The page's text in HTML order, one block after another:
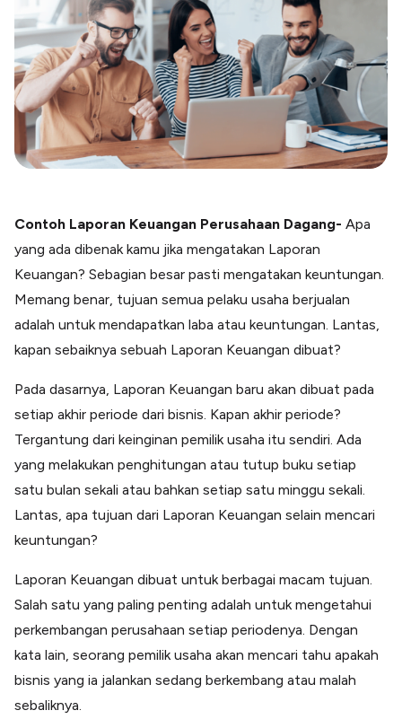
Paper XB
Bayar luar negeri pakai kartu kredit
Kartu Kredit Bisnis
Paper Card
Satu kartu untuk bisnis & personal
Paper Horizon
Kartu korporat expense terlengkap
Solusi Industri
Food & Beverages
Kelola Multi Outlet & Supplier
Konstruksi
Kelola Pembayaran Termin Proyek
Health & Beauty
Terima Pembayaran Instan Dan CC
Lainnya
Open API
Integrasi sistem bisnis dengan API
Software Akuntansi
Pencatatan Laporan Keuangan Gratis
Integrasi Accurate
Blog
Kumpulan tips dan informasi bisnis
Contoh Laporan Keuangan Perusahaan Dagang- Apa
yang ada dibenak kamu jika mengatakan Laporan
Keuangan? Sebagian besar pasti mengatakan keuntungan.
Memang benar, tujuan semua pelaku usaha berjualan
adalah untuk mendapatkan laba atau keuntungan. Lantas,
kapan sebaiknya sebuah Laporan Keuangan dibuat?
Pada dasarnya, Laporan Keuangan baru akan dibuat pada
setiap akhir periode dari bisnis. Kapan akhir periode?
Tergantung dari keinginan pemilik usaha itu sendiri. Ada
yang melakukan penghitungan atau tutup buku setiap
satu bulan sekali atau bahkan setiap satu minggu sekali.
Lantas, apa tujuan dari Laporan Keuangan selain mencari
keuntungan?
Laporan Keuangan dibuat untuk berbagai macam tujuan.
Salah satu yang paling penting adalah untuk mengetahui
perkembangan perusahaan setiap periodenya. Dengan
kata lain, seorang pemilik usaha akan mencari tahu apakah
bisnis yang ia jalankan sedang berkembang atau malah
sebaliknya.